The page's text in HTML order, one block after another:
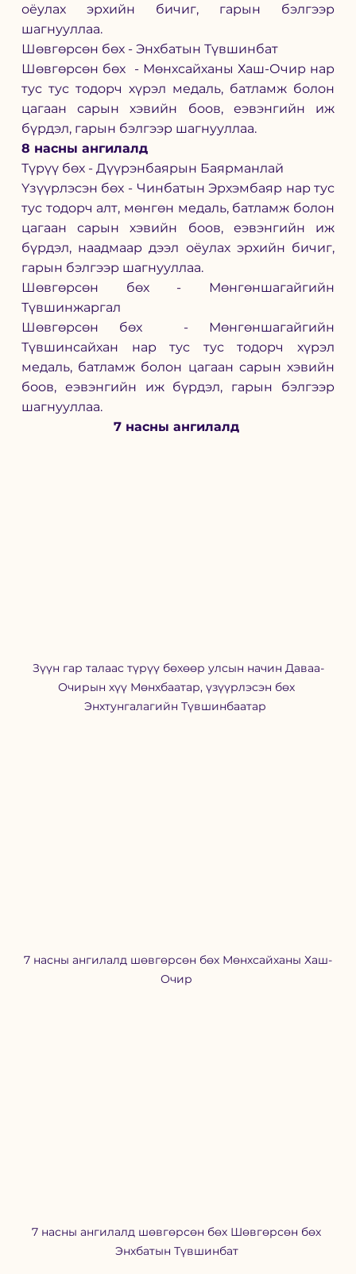
оёулах эрхийн бичиг, гарын бэлгээр
шагнууллаа.
Шөвгөрсөн бөх - Энхбатын Түвшинбат
Шөвгөрсөн бөх  - Мөнхсайханы Хаш-Очир нар
тус тус тодорч хүрэл медаль, батламж болон
цагаан сарын хэвийн боов, еэвэнгийн иж
бүрдэл, гарын бэлгээр шагнууллаа.
8 насны ангилалд
Түрүү бөх - Дүүрэнбаярын Баярманлай
Үзүүрлэсэн бөх - Чинбатын Эрхэмбаяр нар тус
тус тодорч алт, мөнгөн медаль, батламж болон
цагаан сарын хэвийн боов, еэвэнгийн иж
бүрдэл, наадмаар дээл оёулах эрхийн бичиг,
гарын бэлгээр шагнууллаа.
Шөвгөрсөн бөх - Мөнгөншагайгийн
Түвшинжаргал
Шөвгөрсөн бөх  - Мөнгөншагайгийн
Түвшинсайхан нар тус тус тодорч хүрэл
медаль, батламж болон цагаан сарын хэвийн
боов, еэвэнгийн иж бүрдэл, гарын бэлгээр
шагнууллаа.
7 насны ангилалд
Зүүн гар талаас түрүү бөхөөр улсын начин Даваа-
Очирын хүү Мөнхбаатар, үзүүрлэсэн бөх
Энхтунгалагийн Түвшинбаатар
7 насны ангилалд шөвгөрсөн бөх Мөнхсайханы Хаш-
Очир
7 насны ангилалд шөвгөрсөн бөх Шөвгөрсөн бөх
Энхбатын Түвшинбат